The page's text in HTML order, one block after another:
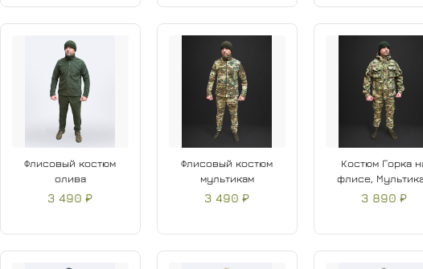
Флисовый костюм
олива
3 490 ₽
Флисовый костюм
мультикам
3 490 ₽
Костюм Горка
флисе,
3 890 ₽